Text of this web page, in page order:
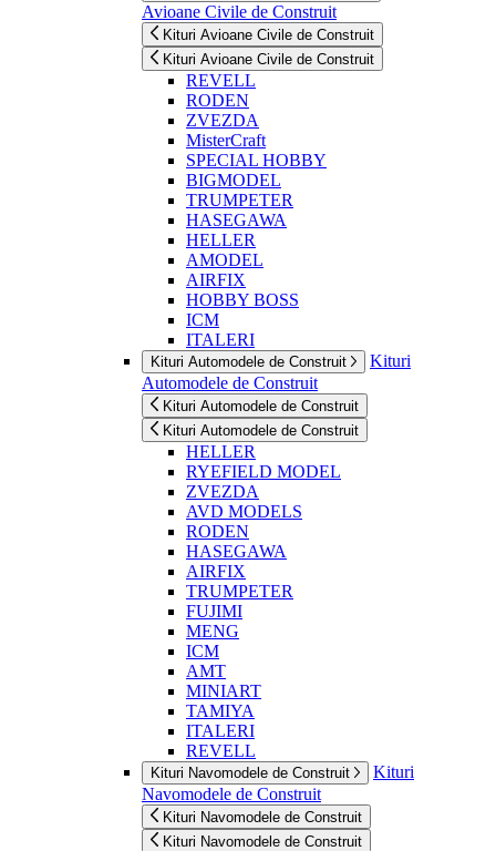
Avioane Civile de Construit
Kituri Avioane Civile de Construit
Kituri Avioane Civile de Construit
REVELL
RODEN
ZVEZDA
MisterCraft
SPECIAL HOBBY
BIGMODEL
TRUMPETER
HASEGAWA
HELLER
AMODEL
AIRFIX
HOBBY BOSS
ICM
ITALERI
Kituri Automodele de Construit
Kituri
Automodele de Construit
Kituri Automodele de Construit
Kituri Automodele de Construit
HELLER
RYEFIELD MODEL
ZVEZDA
AVD MODELS
RODEN
HASEGAWA
AIRFIX
TRUMPETER
FUJIMI
MENG
ICM
AMT
MINIART
TAMIYA
ITALERI
REVELL
Kituri Navomodele de Construit
Kituri
Navomodele de Construit
Kituri Navomodele de Construit
Kituri Navomodele de Construit